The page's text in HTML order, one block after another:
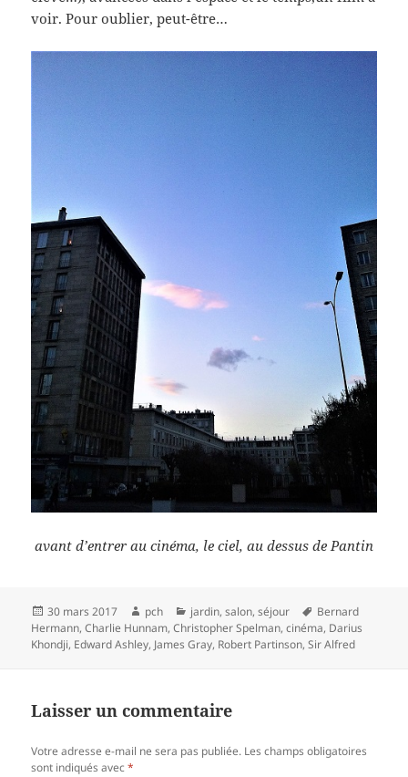
voir. Pour oublier, peut-être…
avant d’entrer au cinéma, le ciel, au dessus de Pantin
Publié
le
30 mars 2017 Auteur
pch Catégories
jardin,salon,séjour
Mots-
clés
Bernard
Hermann,Charlie Hunnam,Christopher Spelman,cinéma, Darius
Khondji, Edward Ashley, James Gray, Robert Partinson,Sir Alfred
Laisser un commentaire
Votre adresse e-mail ne sera pas publiée. Les champs obligatoires
sont indiqués avec*